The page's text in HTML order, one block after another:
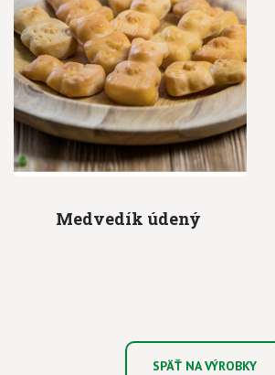
Medvedík údený
SPÄŤ NA VÝROBKY